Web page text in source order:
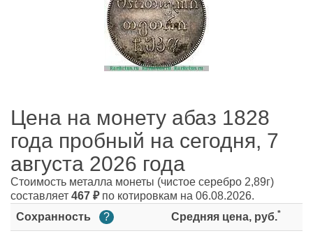
Цена на монету абаз 1828
года пробный на сегодня, 7
августа 2026 года
Стоимость металла монеты (чистое серебро 2,89г)
составляет 467 ₽по котировкам на 06.08.2026.
Сохранность
? Средняя цена, руб.*